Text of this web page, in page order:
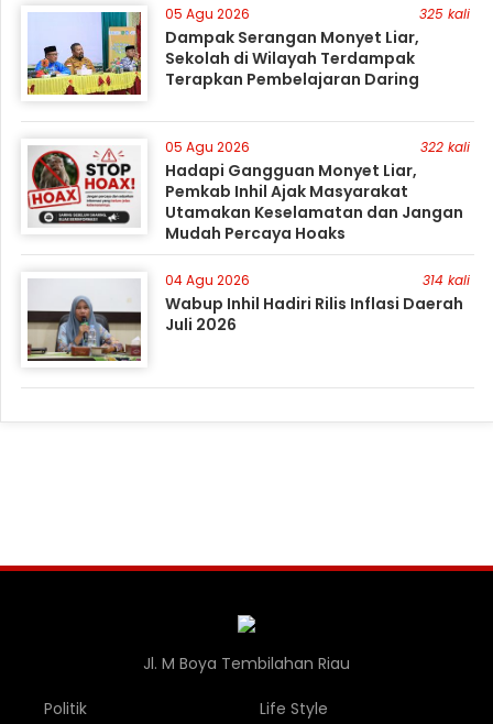
05 Agu 2026 325 kali
Dampak Serangan Monyet Liar,
Sekolah di Wilayah Terdampak
Terapkan Pembelajaran Daring
05 Agu 2026 322 kali
Hadapi Gangguan Monyet Liar,
Pemkab Inhil Ajak Masyarakat
Utamakan Keselamatan dan Jangan
Mudah Percaya Hoaks
04 Agu 2026 314 kali
Wabup Inhil Hadiri Rilis Inflasi Daerah
Juli 2026
Jl. M Boya Tembilahan Riau
Politik
Life Style